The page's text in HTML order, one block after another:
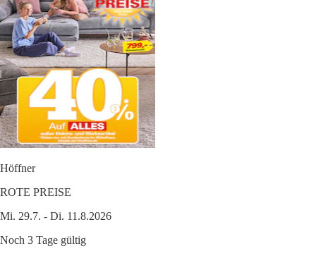
Höffner
ROTE PREISE
Mi. 29.7. - Di. 11.8.2026
Noch 3 Tage gültig